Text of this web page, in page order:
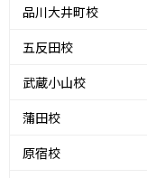
品川大井町校
五反田校
武蔵小山校
蒲田校
原宿校